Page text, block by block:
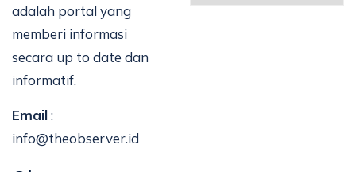
adalah portal yang
memberi informasi
secara up to date dan
informatif.
Email:
info@theobserver.id